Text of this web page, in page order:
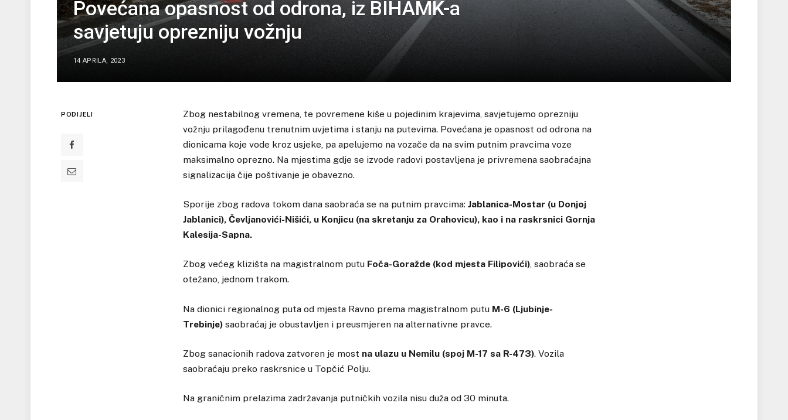
Povećana opasnost od odrona, iz BIHAMK-a
savjetuju oprezniju vožnju
14 APRILA, 2023
PODIJELI
Zbog nestabilnog vremena, te povremene kiše u pojedinim krajevima, savjetujemo oprezniju
vožnju prilagođenu trenutnim uvjetima i stanju na putevima. Povećana je opasnost od odrona na
dionicama koje vode kroz usjeke, pa apelujemo na vozače da na svim putnim pravcima voze
maksimalno oprezno. Na mjestima gdje se izvode radovi postavljena je privremena saobraćajna
signalizacija čije poštivanje je obavezno.
Sporije zbog radova tokom dana saobraća se na putnim pravcima: Jablanica-Mostar (u Donjoj
Jablanici), Čevljanovići-Nišići, u Konjicu (na skretanju za Orahovicu), kao i na raskrsnici Gornja
Kalesija-Sapna.
Zbog većeg klizišta na magistralnom putu Foča-Goražde (kod mjesta Filipovići), saobraća se
otežano, jednom trakom.
Na dionici regionalnog puta od mjesta Ravno prema magistralnom putu M-6 (Ljubinje-
Trebinje) saobraćaj je obustavljen i preusmjeren na alternativne pravce.
Zbog sanacionih radova zatvoren je most na ulazu u Nemilu (spoj M-17 sa R-473). Vozila
saobraćaju preko raskrsnice u Topčić Polju.
Na graničnim prelazima zadržavanja putničkih vozila nisu duža od 30 minuta.